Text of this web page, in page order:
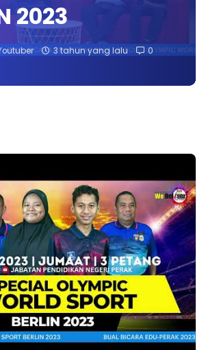
2023
3 tahun yang lalu 0